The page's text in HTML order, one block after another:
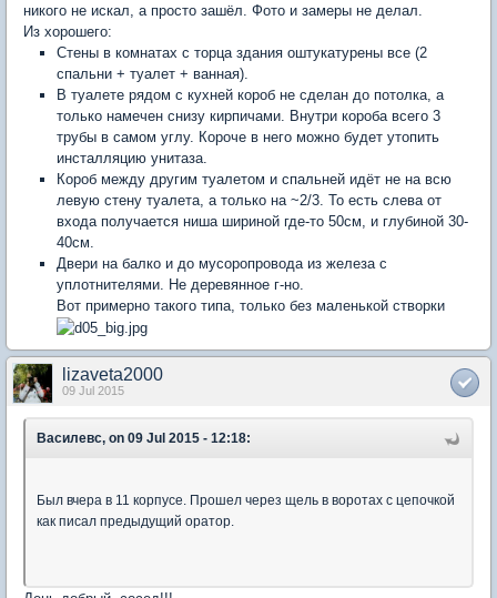
никого не искал, а просто зашёл. Фото и замеры не делал.
Из хорошего:
Стены в комнатах с торца здания оштукатурены все (2
спальни + туалет + ванная).
В туалете рядом с кухней короб не сделан до потолка, а
только намечен снизу кирпичами. Внутри короба всего 3
трубы в самом углу. Короче в него можно будет утопить
инсталляцию унитаза.
Короб между другим туалетом и спальней идёт не на всю
левую стену туалета, а только на ~2/3. То есть слева от
входа получается ниша шириной где-то 50см, и глубиной 30-
40см.
Двери на балко и до мусоропровода из железа с
уплотнителями. Не деревянное г-но.
Вот примерно такого типа, только без маленькой створки
lizaveta2000
09 Jul 2015
Василевс, on 09 Jul 2015 - 12:18:
Был вчера в 11 корпусе. Прошел через щель в воротах с цепочкой
как писал предыдущий оратор.